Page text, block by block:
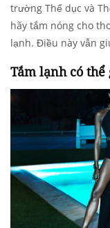
trường Thể dục và
hãy tắm nóng cho
lạnh. Điều này vẫn
Tắm lạnh có